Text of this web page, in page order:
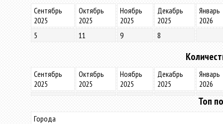
Сентябрь
2025
Октябрь
2025
Ноябрь
2025
Декабрь
2025
Январь
2026
5
11 9 8
Сентябрь
2025
Октябрь
2025
Ноябрь
2025
Декабрь
2025
Январь
2026
Топ
Города